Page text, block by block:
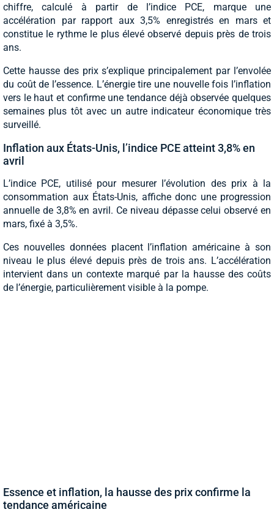
chiffre, calculé à partir de l’indice PCE, marque une
accélération par rapport aux 3,5% enregistrés en mars et
constitue le rythme le plus élevé observé depuis près de trois
ans.
Cette hausse des prix s’explique principalement par l’envolée
du coût de l’essence. L’énergie tire une nouvelle fois l’inflation
vers le haut et confirme une tendance déjà observée quelques
semaines plus tôt avec un autre indicateur économique très
surveillé.
Inflation aux États-Unis, l’indice PCE atteint 3,8% en
avril
L’indice PCE, utilisé pour mesurer l’évolution des prix à la
consommation aux États-Unis, affiche donc une progression
annuelle de 3,8% en avril. Ce niveau dépasse celui observé en
mars, fixé à 3,5%.
Ces nouvelles données placent l’inflation américaine à son
niveau le plus élevé depuis près de trois ans. L’accélération
intervient dans un contexte marqué par la hausse des coûts
de l’énergie, particulièrement visible à la pompe.
Essence et inflation, la hausse des prix confirme la
tendance américaine